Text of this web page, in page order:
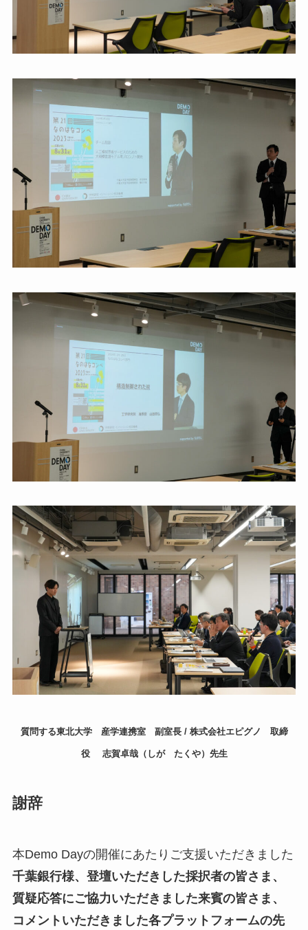
質問する東北大学 産学連携室 副室長 / 株式会社エピグノ 取締
役 志賀卓哉（しが たくや）先生
謝辞
本Demo Dayの開催にあたりご支援いただきました
千葉銀行様、登壇いただきした採択者の皆さま、
質疑応答にご協力いただきました来賓の皆さま、
コメントいただきました各プラットフォームの先